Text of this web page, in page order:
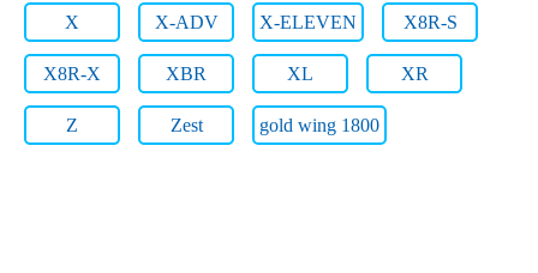
X X-ADV X-ELEVEN X8R-S
X8R-X XBR XL XR
Z Zest gold wing 1800